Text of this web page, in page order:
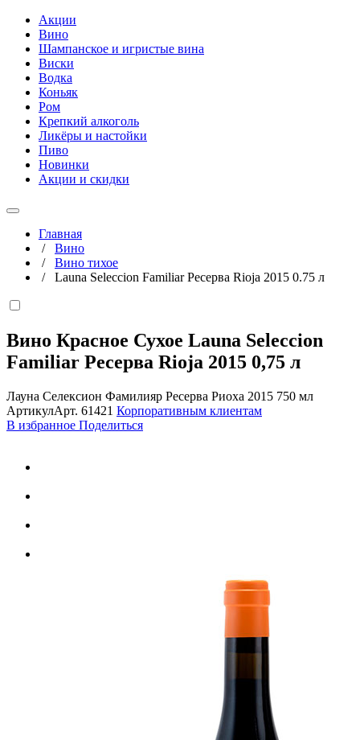
Акции
Вино
Шампанское и игристые вина
Виски
Водка
Коньяк
Ром
Крепкий алкоголь
Ликёры и настойки
Пиво
Новинки
Акции и скидки
Главная
/ Вино
/ Вино тихое
/ Launa Seleccion Familiar Ресерва Rioja 2015 0.75 л
Вино Красное Сухое Launa Seleccion
Familiar Ресерва Rioja 2015 0,75 л
Лауна Селексион Фамилияр Ресерва Риоха 2015 750 мл
АртикулАрт. 61421 Корпоративным клиентам
В избранное Поделиться